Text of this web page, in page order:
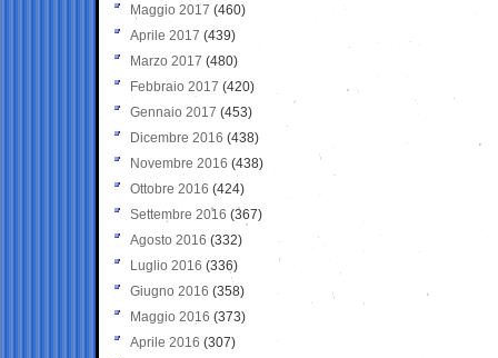
Maggio 2017 (460)
Aprile 2017 (439)
Marzo 2017 (480)
Febbraio 2017 (420)
Gennaio 2017 (453)
Dicembre 2016 (438)
Novembre 2016 (438)
Ottobre 2016 (424)
Settembre 2016 (367)
Agosto 2016 (332)
Luglio 2016 (336)
Giugno 2016 (358)
Maggio 2016 (373)
Aprile 2016 (307)